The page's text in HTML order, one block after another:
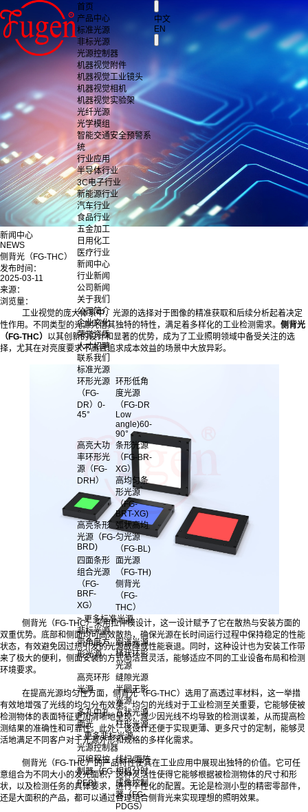
首页
产品中心
标准光源
非标光源
光源控制器
机器视觉附件
机器视觉工业镜头
机器视觉相机
机器视觉实验架
光纤光源
光学模组
智能交通安全预警系
统
行业应用
半导体行业
3C电子行业
新能源行业
汽车行业
食品行业
五金加工
日用化工
医疗行业
新闻中心
行业新闻
公司新闻
关于我们
公司简介
企业文化
荣誉资质
人才招聘
联系我们
标准光源
环形光源
（FG-
DR）0-
45°
环形低角
度光源
（FG-DR
Low
angle)60-
90°
高亮大功
率环形光
源（FG-
DRH）
条形光源
（FG-BR-
XG）
高均匀条
形光源
（FG-
BRT-XG)
高亮条形
光源（FG-
BRD)
弧状高均
匀光源
（FG-BL)
四面条形
组合光源
（FG-
BRF-
XG）
面光源
（FG-TH)
侧背光
（FG-
THC）
> 更多标准光源
非标光源
带角度方
形光源
跑道光源
桶状环形
光源
高亮环形
光源
缝隙光源
半圆无影
光源
多孔中孔
面光
瓦状光源
柱形光源
> 更多非标光源
光源控制器
可编程控
制器（FG-
PEB）
线扫/面阵
相机分时
成像控制
器（FG-
PDGS）
中文
EN
新闻中心
NEWS
侧背光（FG-THC）
发布时间：
2025-03-11
来源：
浏览量：
工业视觉的庞大体系中，光源的选择对于图像的精准获取和后续分析起着决定
性作用。不同类型的光源凭借其独特的特性，满足着多样化的工业检测需求。 侧背光
（FG-THC） 以其创新的设计和显著的优势，成为了工业照明领域中备受关注的选
择，尤其在对亮度要求不高且追求成本效益的场景中大放异彩。
侧背光（FG-THC）采用拉伸模设计，这一设计赋予了它在散热与安装方面的
双重优势。底部和侧面均可高效散热，确保光源在长时间运行过程中保持稳定的性能
状态，有效避免因过热引发的光源故障或性能衰退。同时，这种设计也为安装工作带
来了极大的便利，侧面安装的方式简洁且灵活，能够适应不同的工业设备布局和检测
环境要求。
在提高光源均匀性方面，侧背光（FG-THC）选用了高透过率材料，这一举措
有效地增强了光线的均匀分布效果。均匀的光线对于工业检测至关重要，它能够使被
检测物体的表面特征更加清晰地呈现，减少因光线不均导致的检测误差，从而提高检
测结果的准确性和可靠性。此外，该设计还便于实现更薄、更多尺寸的定制，能够灵
活地满足不同客户对于光源外形和规格的多样化需求。
侧背光（FG-THC）的产品特性使其在工业应用中展现出独特的价值。它可任
意组合为不同大小的发光面积，这种灵活性使得它能够根据被检测物体的尺寸和形
状，以及检测任务的具体要求，进行个性化的配置。无论是检测小型的精密零部件，
还是大面积的产品，都可以通过合理组合侧背光来实现理想的照明效果。